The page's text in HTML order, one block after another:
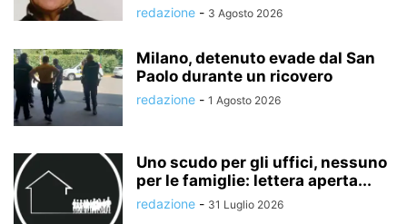
redazione - 3 Agosto 2026
Milano, detenuto evade dal San
Paolo durante un ricovero
redazione - 1 Agosto 2026
Uno scudo per gli uffici, nessuno
per le famiglie: lettera aperta...
redazione - 31 Luglio 2026